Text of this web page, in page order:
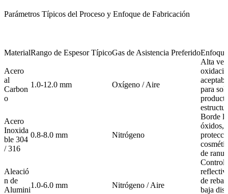
Parámetros Típicos del Proceso y Enfoque de Fabricación
MaterialRango de Espesor TípicoGas de Asistencia Preferido
Acero
al
Carbon
o
1.0-12.0 mm Oxígeno / Aire
Alta
para
Acero
Inoxida
ble 304
/ 316
0.8-8.0 mm Nitrógeno
Borde
óxidos,
de
Aleació
n de
Alumini
1.0-6.0 mm Nitrógeno / Aire
Control
de
baja